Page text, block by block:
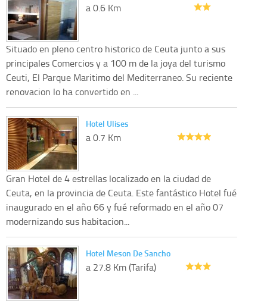
a 0.6 Km
Situado en pleno centro historico de Ceuta junto a sus
principales Comercios y a 100 m de la joya del turismo
Ceuti, El Parque Maritimo del Mediterraneo. Su reciente
renovacion lo ha convertido en ...
Hotel Ulises
a 0.7 Km
Gran Hotel de 4 estrellas localizado en la ciudad de
Ceuta, en la provincia de Ceuta. Este fantástico Hotel fué
inaugurado en el año 66 y fué reformado en el año 07
modernizando sus habitacion...
Hotel Meson De Sancho
a 27.8 Km (Tarifa)